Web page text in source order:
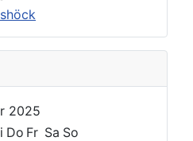
2025
Do Fr Sa So